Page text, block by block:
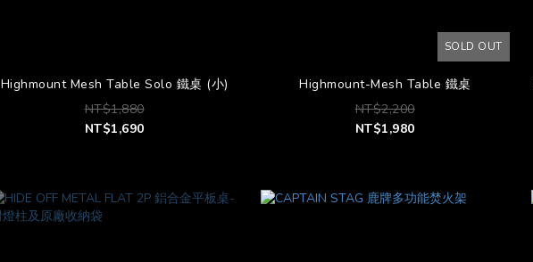
Highmount Mesh Table Solo 鐵桌 (小)
NT$1,880
NT$1,690
SOLD OUT
Highmount-Mesh Table 鐵桌
NT$2,200
NT$1,980